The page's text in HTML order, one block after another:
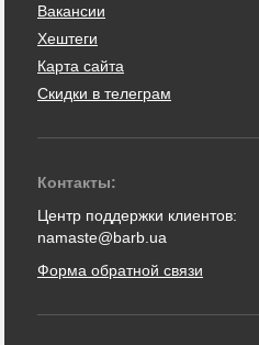
Вакансии
Хештеги
Карта сайта
Скидки в телеграм
Контакты:
Центр поддержки клиентов:
namaste@barb.ua
Форма обратной связи